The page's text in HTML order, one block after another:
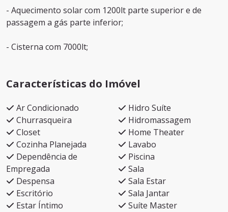
- Aquecimento solar com 1200lt parte superior e de
passagem a gás parte inferior;
- Cisterna com 7000lt;
Características do Imóvel
Ar Condicionado
Churrasqueira
Closet
Cozinha Planejada
Dependência de
Empregada
Despensa
Escritório
Estar Íntimo
Hidro Suíte
Hidromassagem
Home Theater
Lavabo
Piscina
Sala
Sala Estar
Sala Jantar
Suíte Master